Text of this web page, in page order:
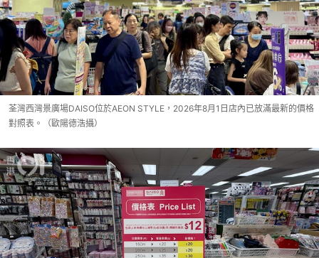
荃灣西灣景廣場DAISO位於AEON STYLE，2026年8月1日店內已放滿最新的價格
對照表。（歐陽德浩攝）